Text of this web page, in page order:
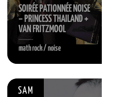
SOIRÉE PATIONNÉE NOISE
– PRINCESS THAILAND +
VAN FRITZMOOL
math rock / noise
SAM